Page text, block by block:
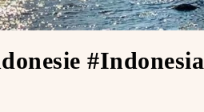
#Indonesia